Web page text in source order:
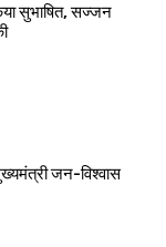
सुभाषित, सज्जन
जन-विश्वास